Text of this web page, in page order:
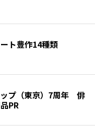
ト豊作14種類
プ（東京）7周年 俳
PR